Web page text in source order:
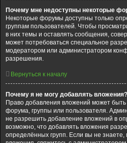
Почему мне недоступны некоторые
Некоторые форумы доступны только
группам пользователей. Чтобы
в них темы и оставлять сообщения,
может потребоваться специальное
модератором или администратором
разрешения.
Вернуться к началу
Почему я не могу добавлять вложения?
Право добавления вложений может
форума, группы или пользователя.
не разрешить добавление вложений в
возможно, что добавлять вложения
определённых групп. Если вы не